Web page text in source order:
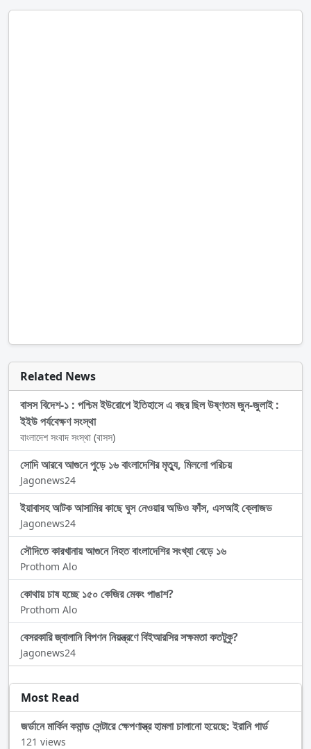
Related News
বাসস বিদেশ-১ : পশ্চিম ইউরোপে ইতিহাসে এ বছর ছিল উষ্ণতম জুন-জুলাই :
ইইউ পর্যবেক্ষণ সংস্থা
বাংলাদেশ সংবাদ সংস্থা (বাসস)
সোদি আরবে আগুনে পুড়ে ১৬ বাংলাদেশির মৃত্যু, মিললো পরিচয়
Jagonews24
ইয়াবাসহ আটক আসামির কাছে ঘুস নেওয়ার অডিও ফাঁস, এসআই ক্লোজড
Jagonews24
সৌদিতে কারখানায় আগুনে নিহত বাংলাদেশির সংখ্যা বেড়ে ১৬
Prothom Alo
কোথায় চাষ হচ্ছে ১৫০ কেজির মেকং পাঙাশ?
Prothom Alo
বেসরকারি জ্বালানি বিপণন নিয়ন্ত্রণে বিইআরসির সক্ষমতা কতটুকু?
Jagonews24
Most Read
জর্ডানে মার্কিন কমান্ড সেন্টারে ক্ষেপণাস্ত্র হামলা চালানো হয়েছে: ইরানি গার্ড
121 views